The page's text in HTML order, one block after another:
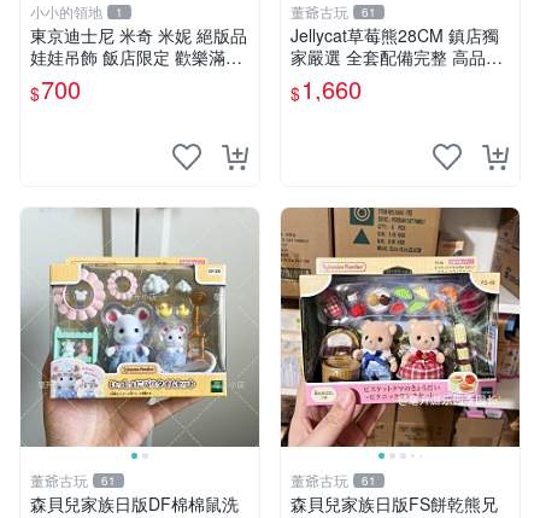
小小的領地 1
東京迪士尼 米奇 米妮 絕版品
娃娃吊飾 飯店限定 歡樂滿人
間 復活節
$700
董爺古玩 61
Jellycat草莓熊28CM 鎮店獨
家嚴選 全套配備完整 高品質
收藏好物 紋章 玩具熊 定制熊
$1,660
董爺古玩 61
森貝兒家族日版DF棉棉鼠洗
董爺古玩 61
森貝兒家族日版FS餅乾熊兄